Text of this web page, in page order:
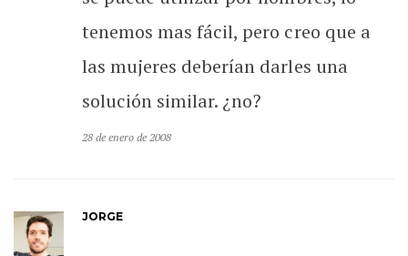
tenemos mas fácil, pero creo que a
las mujeres deberían darles una
solución similar. ¿no?
28 de enero de 2008
JORGE